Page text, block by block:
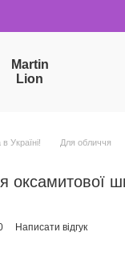
Martin
Lion
Україні! Для обличчя
оксамитової
Написати відгук